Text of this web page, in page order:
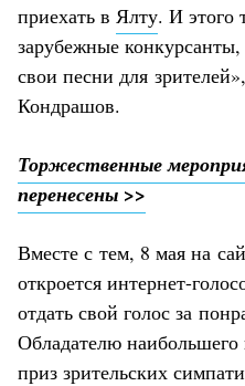
приехать в Ялту. И этого
зарубежные
свои песни для
Кондрашов.
Торжественные
перенесены >>
Вместе с тем, 8 мая на
откроется интернет-
отдать свой голос за
Обладателю наибольшего
приз зрительских